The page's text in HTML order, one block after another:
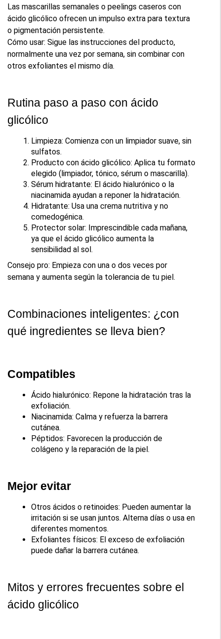
Las mascarillas semanales o peelings caseros con
ácido glicólico ofrecen un impulso extra para textura
o pigmentación persistente.
Cómo usar: Sigue las instrucciones del producto,
normalmente una vez por semana, sin combinar con
otros exfoliantes el mismo día.
Rutina paso a paso con ácido
glicólico
Limpieza: Comienza con un limpiador suave, sin
sulfatos.
Producto con ácido glicólico: Aplica tu formato
elegido (limpiador, tónico, sérum o mascarilla).
Sérum hidratante: El ácido hialurónico o la
niacinamida ayudan a reponer la hidratación.
Hidratante: Usa una crema nutritiva y no
comedogénica.
Protector solar: Imprescindible cada mañana,
ya que el ácido glicólico aumenta la
sensibilidad al sol.
Consejo pro: Empieza con una o dos veces por
semana y aumenta según la tolerancia de tu piel.
Combinaciones inteligentes: ¿con
qué ingredientes se lleva bien?
Compatibles
Ácido hialurónico: Repone la hidratación tras la
exfoliación.
Niacinamida: Calma y refuerza la barrera
cutánea.
Péptidos: Favorecen la producción de
colágeno y la reparación de la piel.
Mejor evitar
Otros ácidos o retinoides: Pueden aumentar la
irritación si se usan juntos. Alterna días o usa en
diferentes momentos.
Exfoliantes físicos: El exceso de exfoliación
puede dañar la barrera cutánea.
Mitos y errores frecuentes sobre el
ácido glicólico